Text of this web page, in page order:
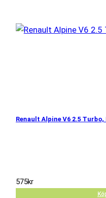
Renault Alpine V6 2.5 Turbo,
575kr